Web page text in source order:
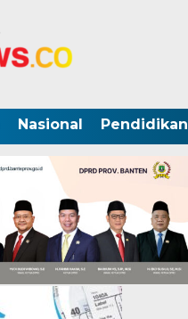
Nasional Pendidikan